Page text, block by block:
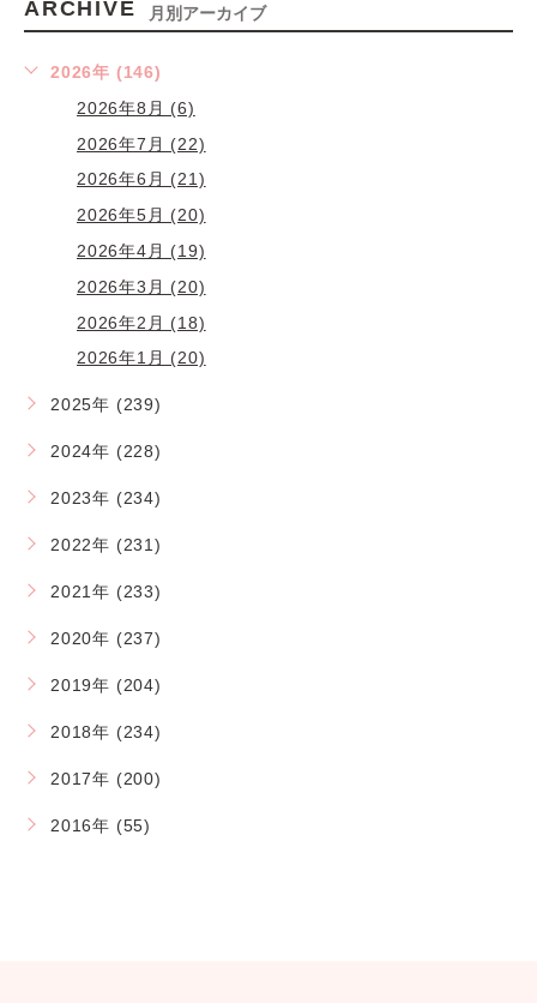
ARCHIVE 月別アーカイブ
2026年 (146)
2026年8月 (6)
2026年7月 (22)
2026年6月 (21)
2026年5月 (20)
2026年4月 (19)
2026年3月 (20)
2026年2月 (18)
2026年1月 (20)
2025年 (239)
2024年 (228)
2023年 (234)
2022年 (231)
2021年 (233)
2020年 (237)
2019年 (204)
2018年 (234)
2017年 (200)
2016年 (55)